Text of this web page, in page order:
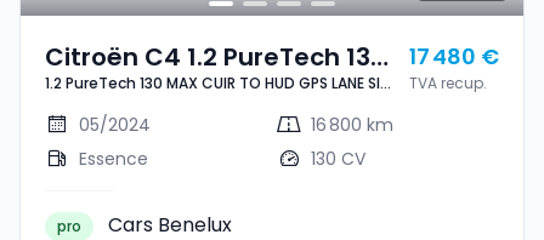
Citroën C4 1.2 PureTech 130
MAX CUIR TO HUD GPS LANE
SIDE CAM360 1° MAIN
1.2 PureTech 130 MAX CUIR TO HUD GPS LANE SIDE
17 480 €
TVA recup.
05/2024
16 800 km
Essence
130 CV
pro Cars Benelux